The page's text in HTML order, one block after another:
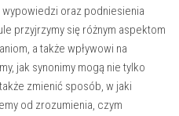
oraz podniesienia
przyjrzymy się różnym aspektom
a także wpływowi na
jak synonimy mogą nie tylko
zmienić sposób, w jaki
od zrozumienia, czym